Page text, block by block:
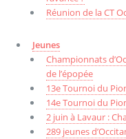
Réunion de la CT
Jeunes
Championnats
de l’épopée
13e Tournoi du
14e Tournoi du
2 juin à Lavaur :
289 jeunes